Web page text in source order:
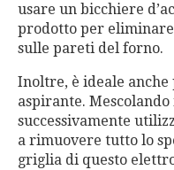
usare un bicchiere
prodotto per eliminare
sulle pareti del forno.
Inoltre, è ideale
aspirante.
successivamente
a rimuovere tutto lo
griglia di questo